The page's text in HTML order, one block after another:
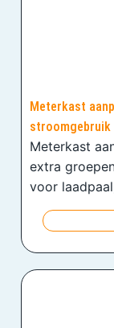
Meterkast
stroomgebruik
Meterkast
extra
voor